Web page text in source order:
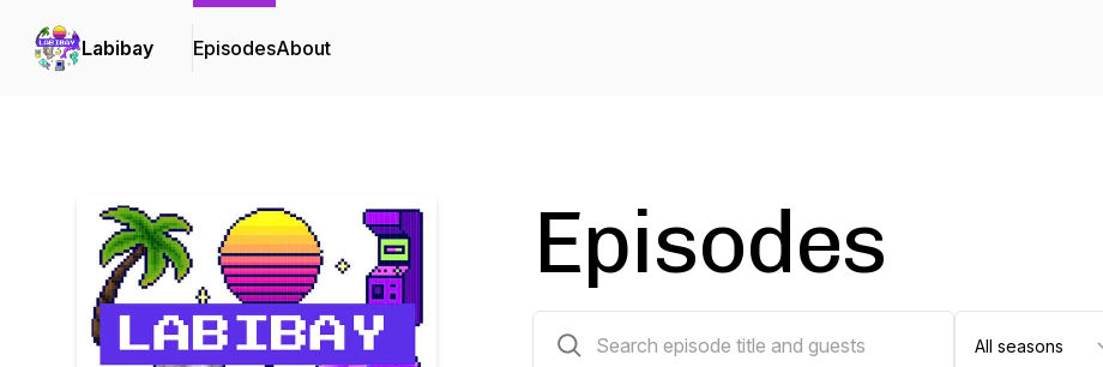
Labibay EpisodesAbout
Episodes